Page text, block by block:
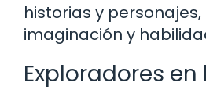
historias y
imaginación y
Exploradores en